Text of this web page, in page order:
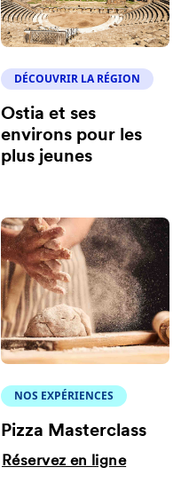
DÉCOUVRIR LA RÉGION
Ostia et ses
environs pour les
plus jeunes
NOS EXPÉRIENCES
Pizza Masterclass
Réservez en ligne